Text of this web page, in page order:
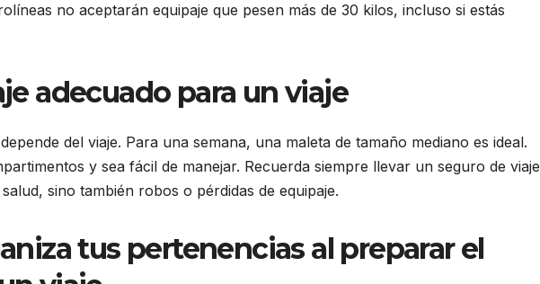
no aceptarán equipaje que pesen más de 30 kilos, incluso si estás
adecuado para un viaje
del viaje. Para una semana, una maleta de tamaño mediano es ideal.
y sea fácil de manejar. Recuerda siempre llevar un seguro de viaje
sino también robos o pérdidas de equipaje.
tus pertenencias al preparar el